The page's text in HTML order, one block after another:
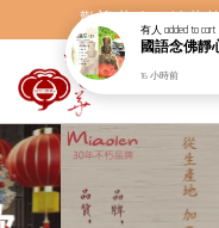
歡迎蒞臨，妙蓮